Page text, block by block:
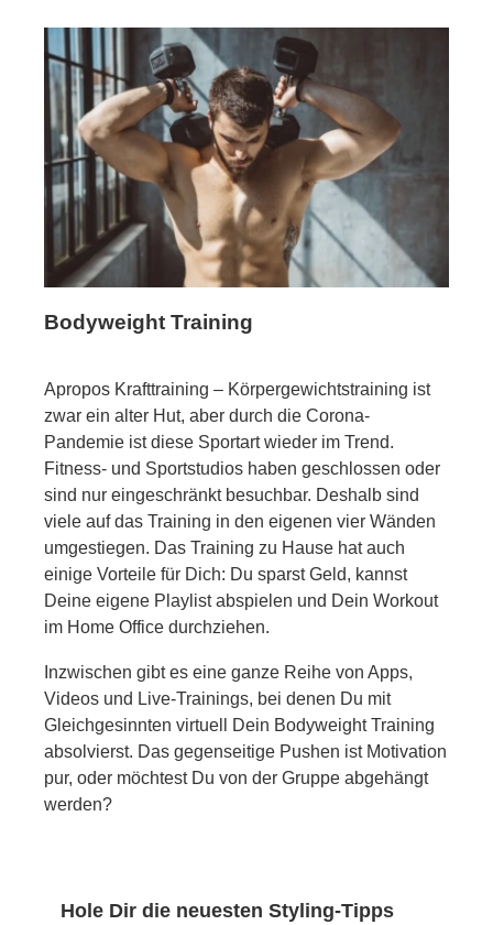
Bodyweight Training
Apropos Krafttraining – Körpergewichtstraining ist
zwar ein alter Hut, aber durch die Corona-
Pandemie ist diese Sportart wieder im Trend.
Fitness- und Sportstudios haben geschlossen oder
sind nur eingeschränkt besuchbar. Deshalb sind
viele auf das Training in den eigenen vier Wänden
umgestiegen. Das Training zu Hause hat auch
einige Vorteile für Dich: Du sparst Geld, kannst
Deine eigene Playlist abspielen und Dein Workout
im Home Office durchziehen.
Inzwischen gibt es eine ganze Reihe von Apps,
Videos und Live-Trainings, bei denen Du mit
Gleichgesinnten virtuell Dein Bodyweight Training
absolvierst. Das gegenseitige Pushen ist Motivation
pur, oder möchtest Du von der Gruppe abgehängt
werden?
Hole Dir die neuesten Styling-Tipps